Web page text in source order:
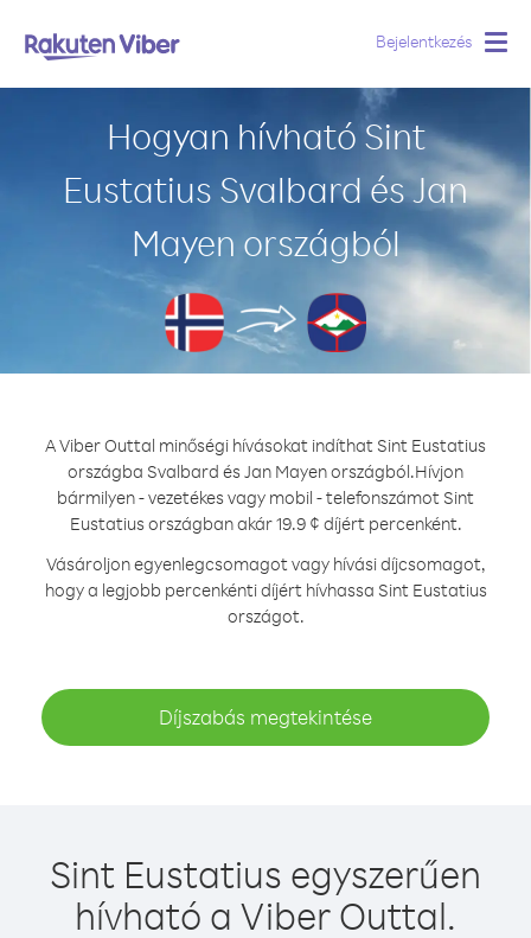
Bejelentkezés
Hogyan hívható Sint
Eustatius Svalbard és Jan
Mayen országból
A Viber Outtal minőségi hívásokat indíthat Sint Eustatius
országba Svalbard és Jan Mayen országból.Hívjon
bármilyen - vezetékes vagy mobil - telefonszámot Sint
Eustatius országban akár 19.9 ¢ díjért percenként.
Vásároljon egyenlegcsomagot vagy hívási díjcsomagot,
hogy a legjobb percenkénti díjért hívhassa Sint Eustatius
országot.
Díjszabás megtekintése
Sint Eustatius egyszerűen
hívható a Viber Outtal.